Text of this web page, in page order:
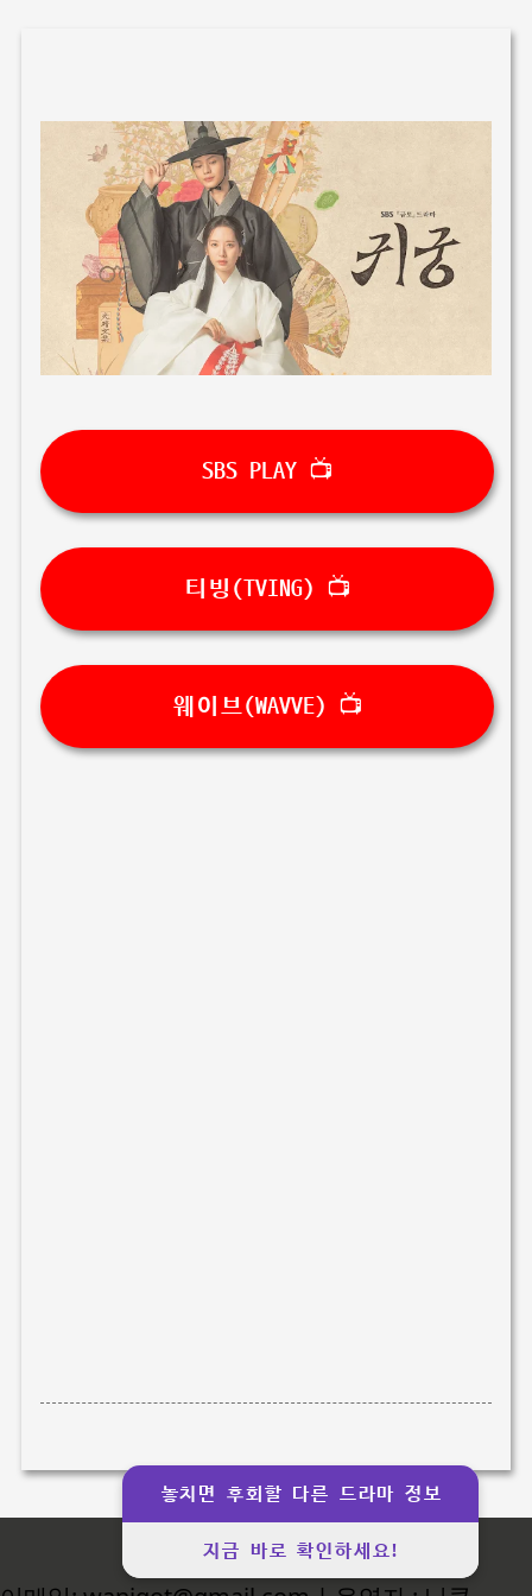
SBS PLAY 📺
티빙(TVING) 📺
웨이브(WAVVE) 📺
놓치면 후회할 다른 드라마 정보
지금 바로 확인하세요!